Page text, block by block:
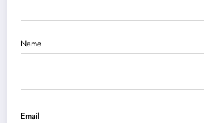
Name
Email